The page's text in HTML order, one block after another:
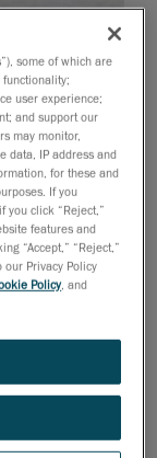
some of which are
user experience;
and support our
may monitor,
data, IP address and
for these and
If you
you click “Reject,”
features and
“Accept,” “Reject,”
our Privacy Policy
Policy, and